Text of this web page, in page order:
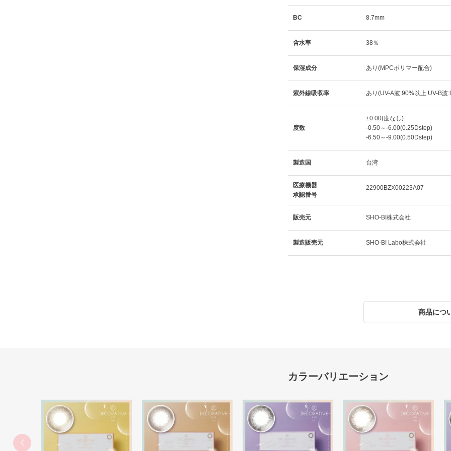
BC 8.7mm
含水率 38％
保湿成分 あり(MPCポリマー配合)
紫外線吸収率 あり(UV-A波:90%以上 UV-B波
度数
±0.00(度なし)
-0.50～-6.00(0.25Dstep)
-6.50～-9.00(0.50Dstep)
製造国 台湾
医療機器
承認番号
22900BZX00223A07
販売元 SHO-BI株式会社
製造販売元 SHO-BI Labo株式会社
商品につ